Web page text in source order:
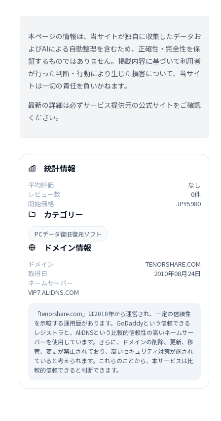
本ページの情報は、当サイトが独自に収集したデータお
よびAIによる自動整理を含むため、正確性・完全性を保
証するものではありません。掲載内容に基づいて利用者
が行った判断・行動により生じた損害について、当サイ
トは一切の責任を負いかねます。
最新の詳細は必ずサービス提供元の公式サイトをご確認
ください。
統計情報
平均評価
なし
レビュー数
0件
開始価格
JPY5980
カテゴリー
PCデータ復旧復元ソフト
ドメイン情報
ドメイン
TENORSHARE.COM
取得日
2010年08月24日
ネームサーバー
VIP7.ALIDNS.COM
「tenorshare.com」は2010年から運営され、一定の信頼性
を示唆する運用歴があります。GoDaddyという信頼できる
レジストラと、AliDNSという比較的信頼性の高いネームサー
バーを使用しています。さらに、ドメインの削除、更新、移
管、変更が禁止されており、高いセキュリティ対策が施され
ていると考えられます。これらのことから、本サービスは比
較的信頼できると判断できます。